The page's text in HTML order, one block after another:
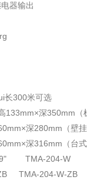
器输出
300米可选
深350mm（
深280mm（壁挂
深316mm（台式
19" TMA-204-W
TMA-204-W-ZB